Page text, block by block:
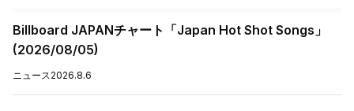
Billboard JAPANチャート「Japan Hot Shot Songs」
(2026/08/05)
ニュース 2026.8.6